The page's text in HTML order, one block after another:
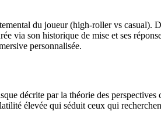
du joueur (high‑roller vs casual).
via son historique de mise et ses
personnalisée.
décrite par la théorie des perspectives
élevée qui séduit ceux qui